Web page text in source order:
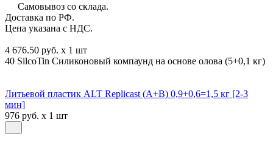
Самовывоз со склада.
Доставка по РФ.
Цена указана с НДС.
4 676.50 руб. x 1 шт
40 SilcoTin Силиконовый компаунд на основе олова (5+0,1 кг)
Литьевой пластик ALT Replicast (А+В) 0,9+0,6=1,5 кг [2-3
мин]
976 руб. x 1 шт